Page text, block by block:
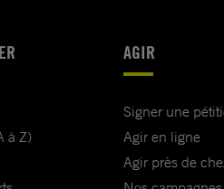
à Z)
AGIR
Signer une
Agir en ligne
Agir près de